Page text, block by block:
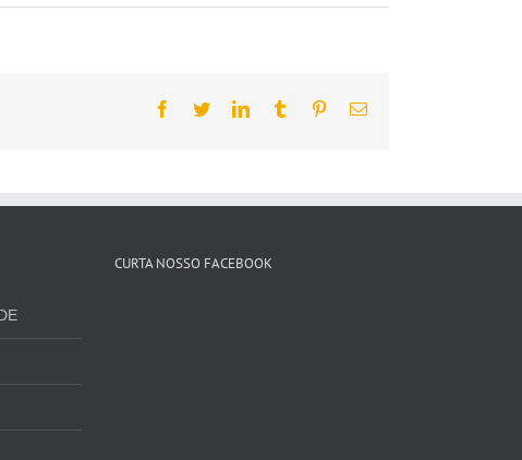
Facebook
TwitterLinkedInTumblr PinterestEmail
CURTA NOSSO FACEBOOK